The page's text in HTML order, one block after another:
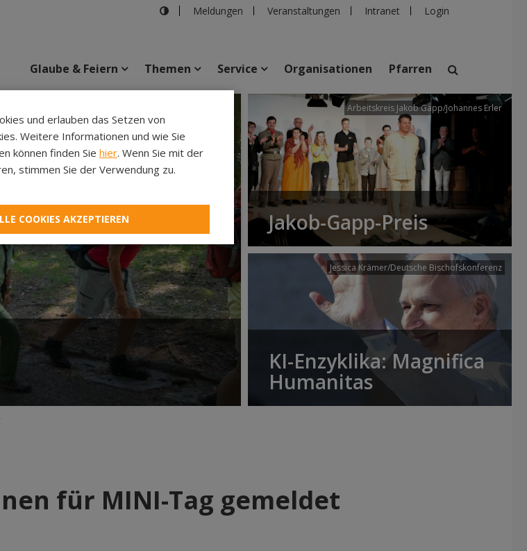
Meldungen Veranstaltungen Intranet Login
suchen
Veranstaltungen Personen Pfarren Einrichtungen
Glaube & Feiern Themen Service Organisationen Pfarren
Arbeitskreis Jakob Gapp/Johannes Erler
Jakob-Gapp-Preis
Jessica Krämer/Deutsche Bischofskonferenz
KI-Enzyklika: Magnifica
Humanitas
für MINI-Tag gemeldet
und erlauben das Setzen von
Weitere Informationen und wie Sie
können finden Sie hier. Wenn Sie mit der
stimmen Sie der Verwendung zu.
COOKIES AKZEPTIEREN